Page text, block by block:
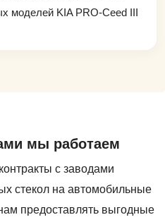
моделей KIA PRO-Ceed III
мы работаем
с заводами
стекол на автомобильные
предоставлять выгодные